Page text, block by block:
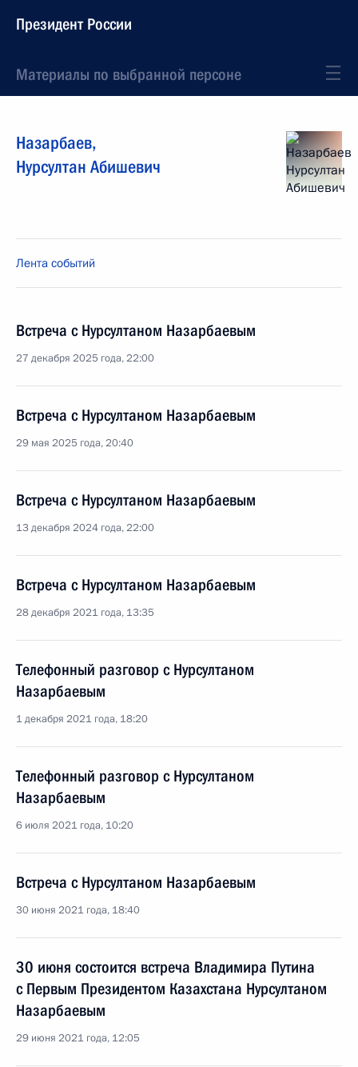
Президент России
Материалы по выбранной персоне
Назарбаев,
Нурсултан Абишевич
Лента событий
Встреча с Нурсултаном Назарбаевым
27 декабря 2025 года, 22:00
Встреча с Нурсултаном Назарбаевым
29 мая 2025 года, 20:40
Встреча с Нурсултаном Назарбаевым
13 декабря 2024 года, 22:00
Встреча с Нурсултаном Назарбаевым
28 декабря 2021 года, 13:35
Телефонный разговор с Нурсултаном
Назарбаевым
1 декабря 2021 года, 18:20
Телефонный разговор с Нурсултаном
Назарбаевым
6 июля 2021 года, 10:20
Встреча с Нурсултаном Назарбаевым
30 июня 2021 года, 18:40
30 июня состоится встреча Владимира Путина
с Первым Президентом Казахстана Нурсултаном
Назарбаевым
29 июня 2021 года, 12:05